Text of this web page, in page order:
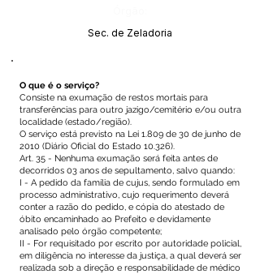
Sec. de Zeladoria
O que é o serviço?
Consiste na exumação de restos mortais para
transferências para outro jazigo/cemitério e/ou outra
localidade (estado/região).
O serviço está previsto na Lei 1.809 de 30 de junho de
2010 (Diário Oficial do Estado 10.326).
Art. 35 - Nenhuma exumação será feita antes de
decorridos 03 anos de sepultamento, salvo quando:
I - A pedido da família de cujus, sendo formulado em
processo administrativo, cujo requerimento deverá
conter a razão do pedido, e cópia do atestado de
óbito encaminhado ao Prefeito e devidamente
analisado pelo órgão competente;
II - For requisitado por escrito por autoridade policial,
em diligência no interesse da justiça, a qual deverá ser
realizada sob a direção e responsabilidade de médico